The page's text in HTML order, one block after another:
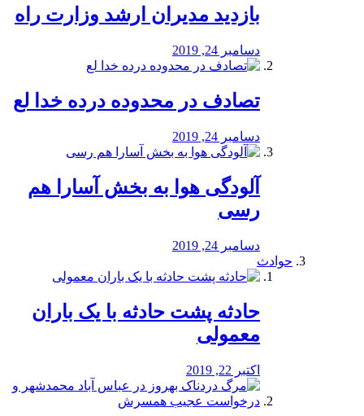
بازدید مدیران ارشد وزارت راه
دسامبر 24, 2019
تصادف در محدوده درده خدا لع
دسامبر 24, 2019
آلودگی هوا به بخش آسارا هم
رسی
دسامبر 24, 2019
حوادث
️حادثه پشت حادثه با یک باران
معمولی
اکتبر 22, 2019